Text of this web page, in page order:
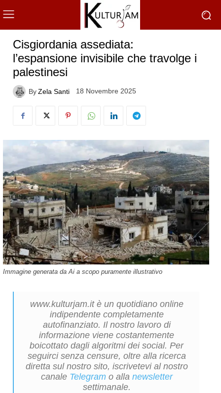
Cisgiordania assediata:
l’espansione invisibile che travolge i
palestinesi
ByZela Santi 18 Novembre 2025
Immagine generata da Ai a scopo puramente illustrativo
www.kulturjam.it è un quotidiano online
indipendente completamente
autofinanziato. Il nostro lavoro di
informazione viene costantemente
boicottato dagli algoritmi dei social. Per
seguirci senza censure, oltre alla ricerca
diretta sul nostro sito, iscrivetevi al nostro
canale Telegram o alla newsletter
settimanale.